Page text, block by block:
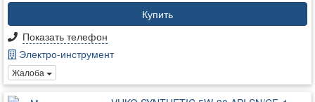
Купить
Показать телефон
Электро-инструмент
Жалоба